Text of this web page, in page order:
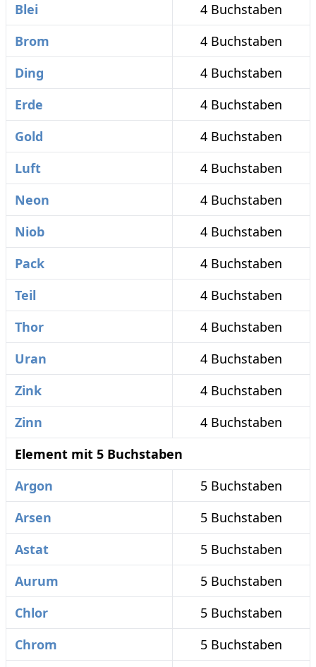
Blei
4 Buchstaben
Brom
4 Buchstaben
Ding
4 Buchstaben
Erde
4 Buchstaben
Gold
4 Buchstaben
Luft
4 Buchstaben
Neon
4 Buchstaben
Niob
4 Buchstaben
Pack
4 Buchstaben
Teil
4 Buchstaben
Thor
4 Buchstaben
Uran
4 Buchstaben
Zink
4 Buchstaben
Zinn
4 Buchstaben
Element mit 5 Buchstaben
Argon
5 Buchstaben
Arsen
5 Buchstaben
Astat
5 Buchstaben
Aurum
5 Buchstaben
Chlor
5 Buchstaben
Chrom
5 Buchstaben